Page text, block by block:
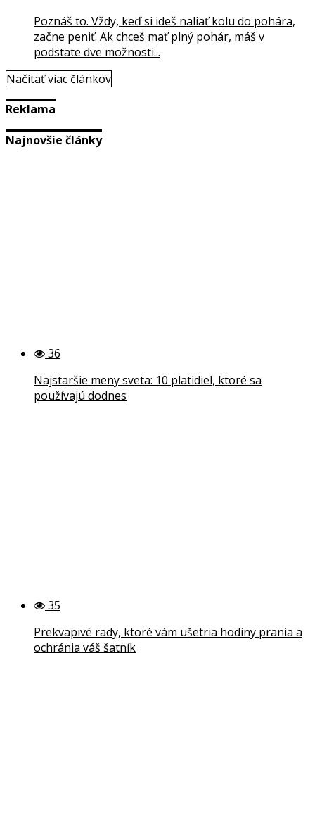
Poznáš to. Vždy, keď si ideš naliať kolu do pohára,
začne peniť. Ak chceš mať plný pohár, máš v
podstate dve možnosti...
Načítať viac článkov
Reklama
Najnovšie články
36
Najstaršie meny sveta: 10 platidiel, ktoré sa
používajú dodnes
35
Prekvapivé rady, ktoré vám ušetria hodiny prania a
ochránia váš šatník